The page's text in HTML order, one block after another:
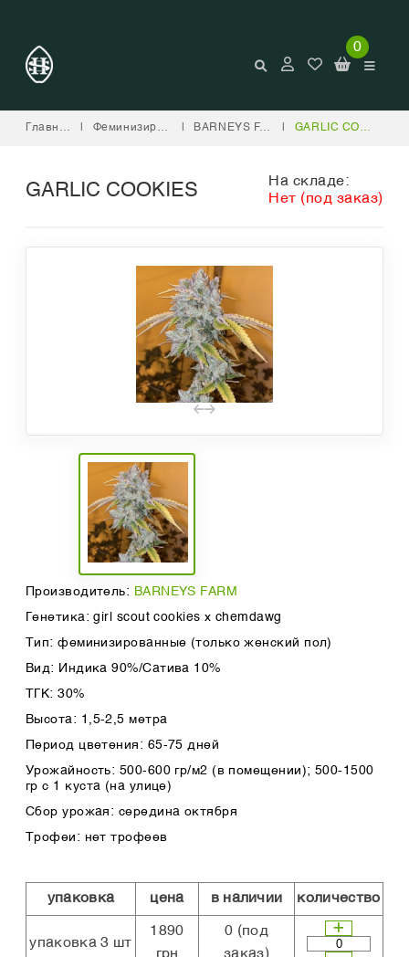
0
Главная | Феминизированные | BARNEYS FARM | GARLIC COOKIES
GARLIC COOKIES
На складе:
Нет (под заказ)
Производитель: BARNEYS FARM
Генетика: girl scout cookies x chemdawg
Тип: феминизированные (только женский пол)
Вид: Индика 90%/Сатива 10%
ТГК: 30%
Высота: 1,5-2,5 метра
Период цветения: 65-75 дней
Урожайность: 500-600 гр/м2 (в помещении); 500-1500
гр с 1 куста (на улице)
Сбор урожая: середина октября
Трофеи: нет трофеев
упаковка цена в наличии количество
упаковка 3 шт
1890
0 (под